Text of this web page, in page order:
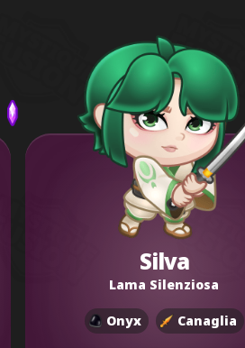
Silva
Lama Silenziosa
Onyx Canaglia